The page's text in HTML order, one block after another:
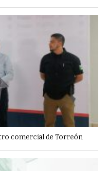
comercial de Torreón